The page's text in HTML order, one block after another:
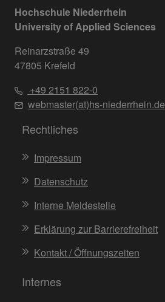
Hochschule Niederrhein
University of Applied Sciences
Reinarzstraße 49
47805 Krefeld
+49 2151 822-0
webmaster(at)hs-niederrhein.de
Rechtliches
Impressum
Datenschutz
Interne Meldestelle
Erklärung zur Barrierefreiheit
Kontakt / Öffnungszeiten
Internes